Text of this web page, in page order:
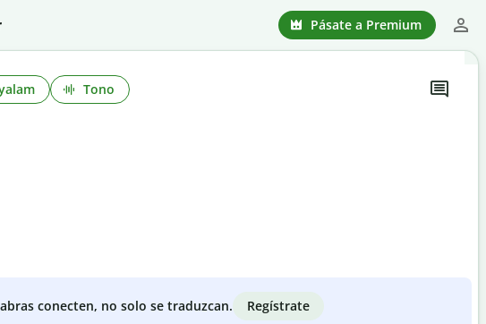
Pásate a Premium
Tono
conecten, no solo se traduzcan. Regístrate